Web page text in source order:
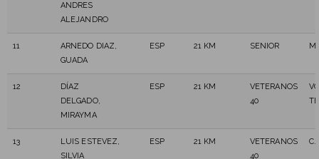
ANDRES
ALEJANDRO
11
ARNEDO DIAZ,
GUADA
ESP 21 KM SENIOR
12
DÍAZ
DELGADO,
MIRAYMA
ESP 21 KM
VETERANOS
40
13
LUIS ESTEVEZ,
SILVIA
ESP 21 KM
VETERANOS
40